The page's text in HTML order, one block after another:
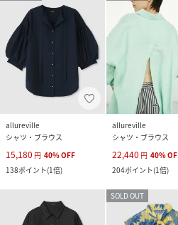
allureville
シャツ・ブラウス
15,180 円 40%OFF
138ポイント(1倍)
allureville
シャツ・ブラウス
22,440 円 40%
204ポイント(1倍)
SOLD OUT